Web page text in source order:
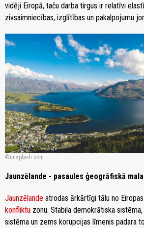
vidēji Eiropā, taču darba tirgus ir relatīvi
zivsaimniecības, izglītības un pakalpojumu
unsplash.com
Jaunzēlande - pasaules ģeogrāfiskā mala
Jaunzēlande atrodas ārkārtīgi tālu no
konfliktu zonu. Stabila demokrātiska
sistēma un zems korupcijas līmenis padara